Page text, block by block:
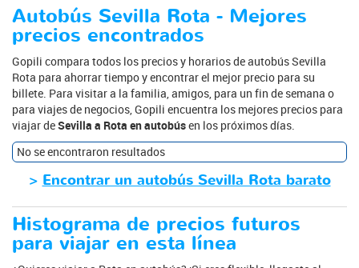
Autobús Sevilla Rota - Mejores
precios encontrados
Gopili compara todos los precios y horarios de autobús Sevilla
Rota para ahorrar tiempo y encontrar el mejor precio para su
billete. Para visitar a la familia, amigos, para un fin de semana o
para viajes de negocios, Gopili encuentra los mejores precios para
viajar deSevilla a Rota en autobúsen los próximos días.
No se encontraron resultados
> Encontrar un autobús Sevilla Rota barato
Histograma de precios futuros
para viajar en esta línea